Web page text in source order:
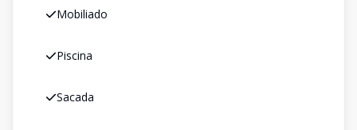
Mobiliado
Piscina
Sacada